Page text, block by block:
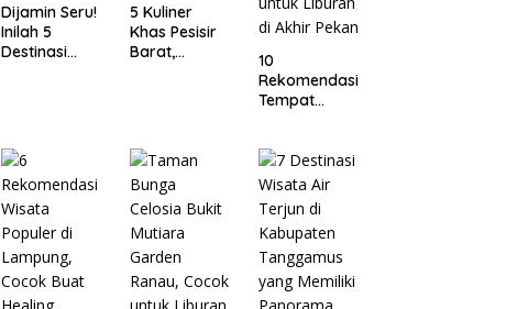
Dijamin Seru!
Inilah 5
Destinasi
5 Kuliner
Khas Pesisir
Barat,
10
Rekomendasi
Tempat
Ikonik di
Semarang
untuk Liburan
di Akhir
Pekan